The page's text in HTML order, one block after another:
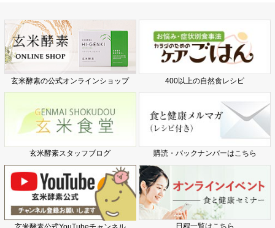
玄米酵素の公式オンラインショップ 400以上の自然食レシピ
玄米酵素スタッフブログ 購読・バックナンバーはこちら
日程一覧はこちら